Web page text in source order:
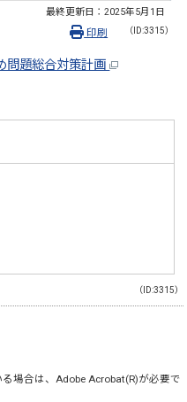
最終更新日： 2025年5月1日
（ID:3315）
印刷
題総合対策計画
（ID:3315）
場合は、 Adobe Acrobat(R)が必要で